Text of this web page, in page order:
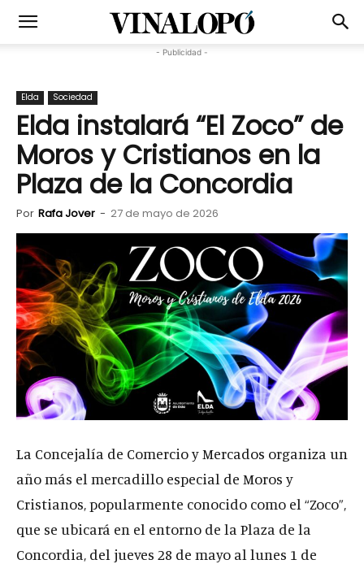
- Publicidad -
Elda Sociedad
Elda instalará “El Zoco” de
Moros y Cristianos en la
Plaza de la Concordia
Por Rafa Jover - 27 de mayo de 2026
La Concejalía de Comercio y Mercados organiza un
año más el mercadillo especial de Moros y
Cristianos, popularmente conocido como el “Zoco”,
que se ubicará en el entorno de la Plaza de la
Concordia, del jueves 28 de mayo al lunes 1 de